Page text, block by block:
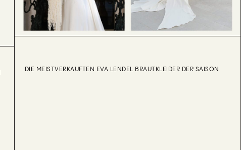
DIE MEISTVERKAUFTEN EVA LENDEL BRAUTKLEIDER DER SAISON